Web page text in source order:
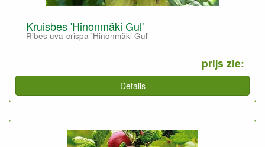
Kruisbes 'Hinonmäki Gul'
Ribes uva-crispa 'Hinonmäki Gul'
prijs zie:
Details